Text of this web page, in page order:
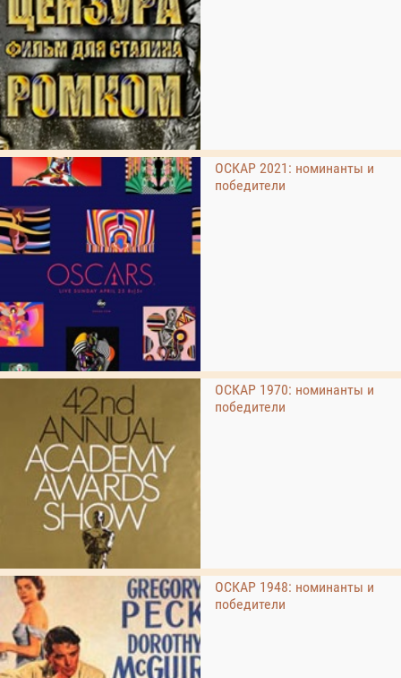
ОСКАР 2021: номинанты и
победители
ОСКАР 1970: номинанты и
победители
ОСКАР 1948: номинанты и
победители